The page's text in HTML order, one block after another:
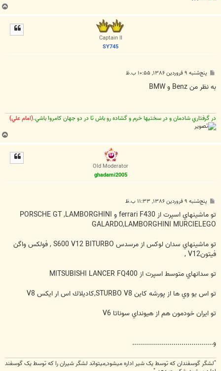
Captain II
SY745
س
ت
پنج‌شنبه ۹ فروردین ۱۳۸۶, ۱۰:۵۵ ب.ظ
به نظر من Benz و BMW
در گرفتاري شادمان و در سختيها خرم و گشاده رو باش تا در دو جهان کامروا باشي.(امام علي)
Old Moderator
ghadami2005
س
ت
پنج‌شنبه ۹ فروردین ۱۳۸۶, ۱۱:۳۳ ب.ظ
تو ماشينهاي اسپرت از ferrari F430 و PORSCHE GT ,LAMBORGHINI
GALARDO,LAMBORGHINI MURCIELEGO
تو ماشينهاي سدان لوكس از مرسدس S600 V12 BITURBO , فولكس واگن
فيتونV12 ,
تو سدانهاي متوسط اسپرت از MITSUBISHI LANCER FQ400
تو اس يو وي ها از پورشه كاين STURBO V8,كاديلاك اس ار ايكس V8
تو ايران خودمون هم از هيونداي سوناتا V6
و.........................................
"لشگر گوسفندان که توسط يک شير اداره ميشود,ميتواند لشگر شيران را که توسط يک گوسفند